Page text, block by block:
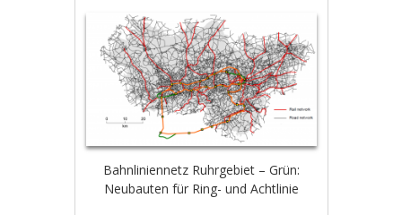
Bahnliniennetz Ruhrgebiet – Grün:
Neubauten für Ring- und Achtlinie